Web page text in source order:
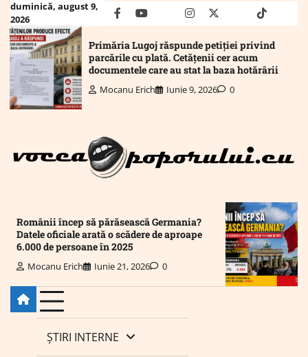
Skip
content
duminică, august 9,
2026
facebookyoutubeMailinstagram
twitter truthtiktok
Primăria Lugoj răspunde petiției privind
parcările cu plată. Cetățenii cer acum
documentele care au stat la baza hotărârii
Mocanu Erich Iunie 9, 2026 0
Românii încep să părăsească Germania?
Datele oficiale arată o scădere de aproape
6.000 de persoane în 2025
Mocanu Erich Iunie 21, 2026 0
ȘTIRI INTERNE